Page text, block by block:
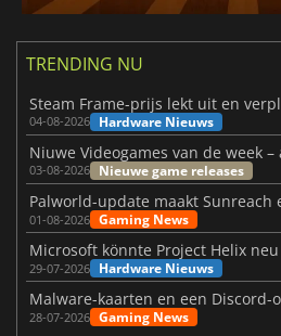
TRENDING NU
04-08-2026 Hardware Nieuws
03-08-2026 Nieuwe game releases
01-08-2026 Gaming News
29-07-2026 Hardware Nieuws
28-07-2026 Gaming News